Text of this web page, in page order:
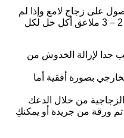
على زجاج لامع وإذا لم
يعطي نتيجة يمكنك أن تضيفي له من 2 – 3 ملاعق أكل خل لكل
جدا لإزالة الخدوش من
بصورة أفقية أما
من خلال الدعك
ورقة من جريدة أو يمكنكِ